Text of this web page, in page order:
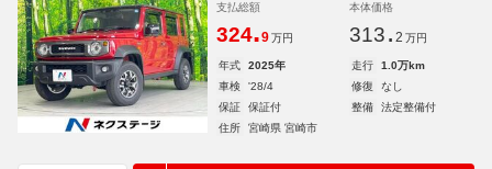
支払総額
324.9 万円
本体価格
313. 2 万円
年式 2025年 走行
1.0万km
車検
'28/4 修復
なし
保証
保証付 整備
法定整備付
住所
宮崎県 宮崎市